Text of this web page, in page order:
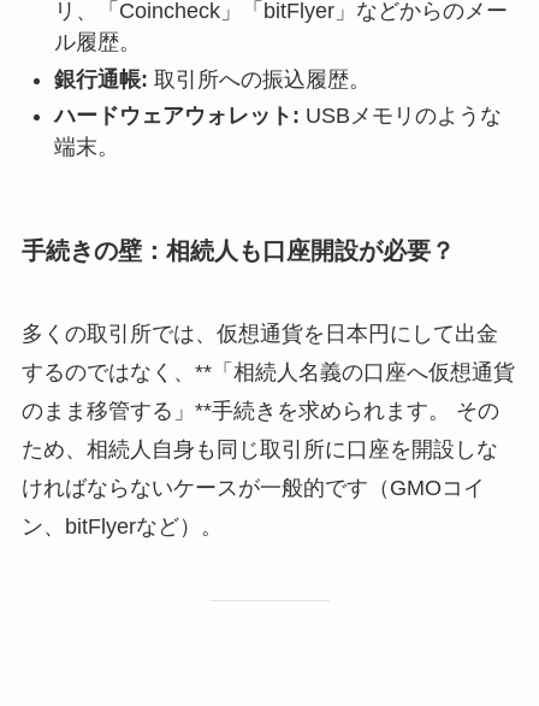
リ、「Coincheck」「bitFlyer」などからのメー
ル履歴。
銀行通帳: 取引所への振込履歴。
ハードウェアウォレット: USBメモリのような
端末。
手続きの壁：相続人も口座開設が必要？
多くの取引所では、仮想通貨を日本円にして出金
するのではなく、**「相続人名義の口座へ仮想通貨
のまま移管する」**手続きを求められます。 その
ため、相続人自身も同じ取引所に口座を開設しな
ければならないケースが一般的です（GMOコイ
ン、bitFlyerなど）。